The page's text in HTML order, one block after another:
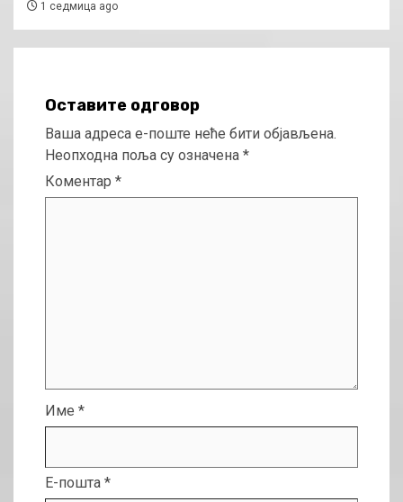
1 седмица ago
Оставите одговор
Ваша адреса е-поште неће бити објављена.
Неопходна поља су означена *
Коментар *
Име *
Е-пошта *